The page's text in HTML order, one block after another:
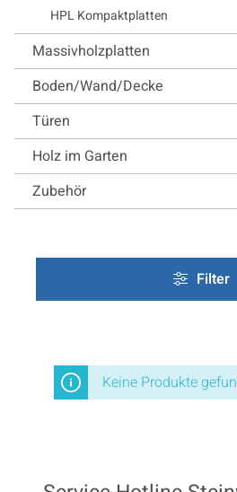
HPL Kompaktplatten
Massivholzplatten
Boden/Wand/Decke
Türen
Holz im Garten
Zubehör
Filter
Keine Produkte